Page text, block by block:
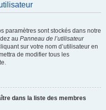
paramètres sont stockés dans notre
au Panneau de l’utilisateur
sur votre nom d’utilisateur en
de modifier tous les
dans la liste des membres